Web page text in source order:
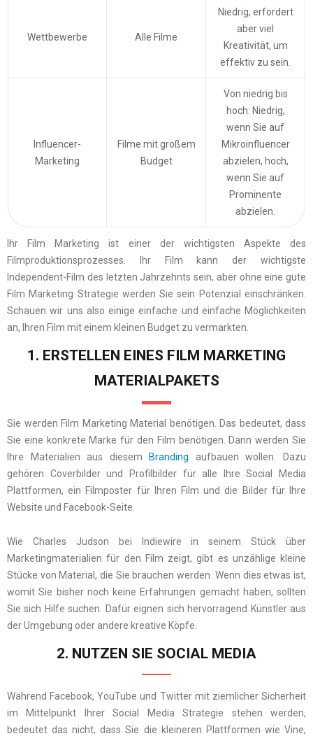
Wettbewerbe Alle Filme
Niedrig, erfordert
aber viel
Kreativität, um
effektiv zu sein.
Influencer-
Marketing
Filme mit großem
Budget
Von niedrig bis
hoch: Niedrig,
wenn Sie auf
Mikroinfluencer
abzielen, hoch,
wenn Sie auf
Prominente
abzielen.
Ihr Film Marketing ist einer der wichtigsten Aspekte des
Filmproduktionsprozesses. Ihr Film kann der wichtigste
Independent-Film des letzten Jahrzehnts sein, aber ohne eine gute
Film Marketing Strategie werden Sie sein Potenzial einschränken.
Schauen wir uns also einige einfache und einfache Möglichkeiten
an, Ihren Film mit einem kleinen Budget zu vermarkten.
1. ERSTELLEN EINES FILM MARKETING
MATERIALPAKETS
Sie werden Film Marketing Material benötigen. Das bedeutet, dass
Sie eine konkrete Marke für den Film benötigen. Dann werden Sie
Ihre Materialien aus diesem
Branding aufbauen wollen. Dazu
gehören Coverbilder und Profilbilder für alle Ihre Social Media
Plattformen, ein Filmposter für Ihren Film und die Bilder für Ihre
Website und Facebook-Seite.
Wie Charles Judson bei Indiewire in seinem Stück über
Marketingmaterialien für den Film zeigt, gibt es unzählige kleine
Stücke von Material, die Sie brauchen werden. Wenn dies etwas ist,
womit Sie bisher noch keine Erfahrungen gemacht haben, sollten
Sie sich Hilfe suchen. Dafür eignen sich hervorragend Künstler aus
der Umgebung oder andere kreative Köpfe.
2. NUTZEN SIE SOCIAL MEDIA
Während Facebook, YouTube und Twitter mit ziemlicher Sicherheit
im Mittelpunkt Ihrer Social Media Strategie stehen werden,
bedeutet das nicht, dass Sie die kleineren Plattformen wie Vine,